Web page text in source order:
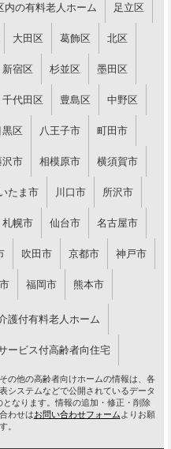
内の有料老人ホーム 足立区
大田区 葛飾区 北区
新宿区 杉並区 墨田区
千代田区 豊島区 中野区
黒区 八王子市 町田市
沢市 相模原市 横須賀市
たま市 川口市 所沢市
札幌市 仙台市 名古屋市
吹田市 京都市 神戸市
福岡市 熊本市
護付有料老人ホーム
ービス付高齢者向住宅
の他の高齢者向けホームの情報は、各
システムなどで公開されているデータ
なります。情報の追加・修正・削除
わせはお問い合わせフォーム よりお願
。